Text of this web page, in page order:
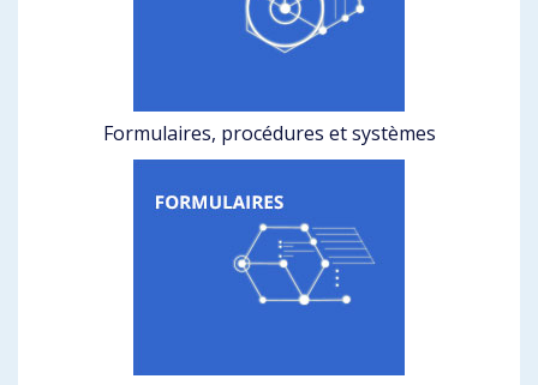
Formulaires, procédures et systèmes